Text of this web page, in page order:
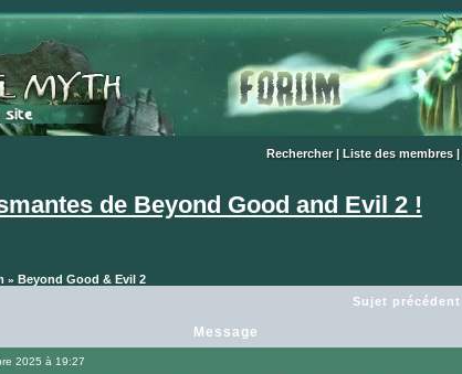
Rechercher| Liste des membres|
de Beyond Good and Evil 2 !
» Beyond Good & Evil 2
Sujet précédent
Message
2025 à 19:27